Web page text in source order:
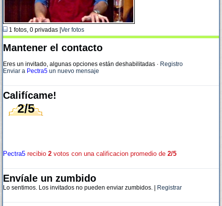
1 fotos, 0 privadas | Ver fotos
Mantener el contacto
Eres un invitado, algunas opciones están deshabilitadas · Registro
Enviar a Pectra5 un nuevo mensaje
Califícame!
2/5
Pectra5 recibio 2 votos con una calificacion promedio de 2/5
Envíale un zumbido
Lo sentimos. Los invitados no pueden enviar zumbidos. | Registrar